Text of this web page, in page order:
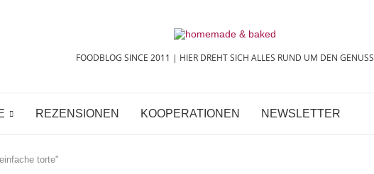
FOODBLOG SINCE 2011 | HIER DREHT SICH ALLES RUND UM DEN GENUSS
REZENSIONEN KOOPERATIONEN NEWSLETTER
torte"